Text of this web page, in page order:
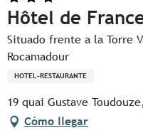
Hôtel de
Situado frente a la Torre
Rocamadour
HOTEL-RESTAURANTE
19 quai Gustave
Cómo llegar